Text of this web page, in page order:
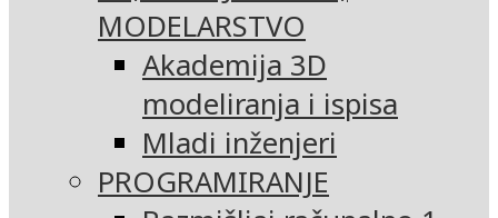
MODELARSTVO
Akademija 3D
modeliranja i ispisa
Mladi inženjeri
PROGRAMIRANJE